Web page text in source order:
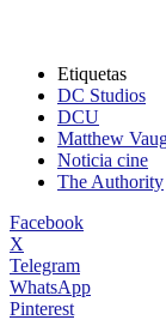
Etiquetas
DC Studios
DCU
Matthew
Noticia cine
The Authority
Facebook
X
Telegram
WhatsApp
Pinterest